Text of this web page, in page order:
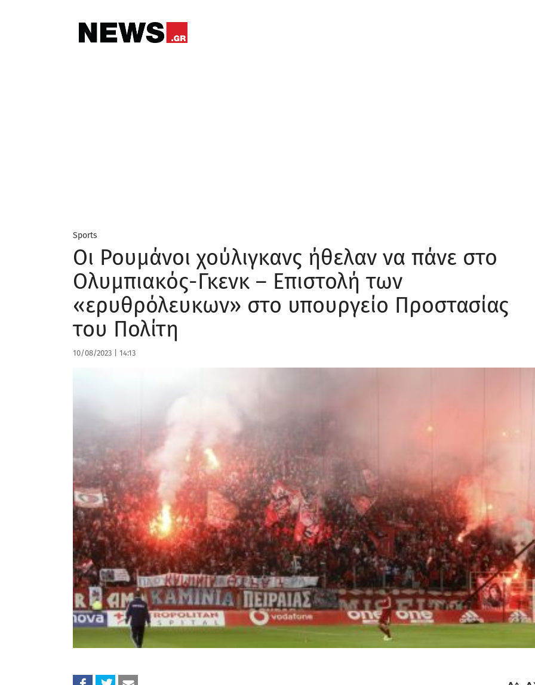
Sports
Οι Ρουμάνοι χούλιγκανς ήθελαν να πάνε στο
Ολυμπιακός-Γκενκ – Επιστολή των
«ερυθρόλευκων» στο υπουργείο Προστασίας
του Πολίτη
10/08/2023 14:13